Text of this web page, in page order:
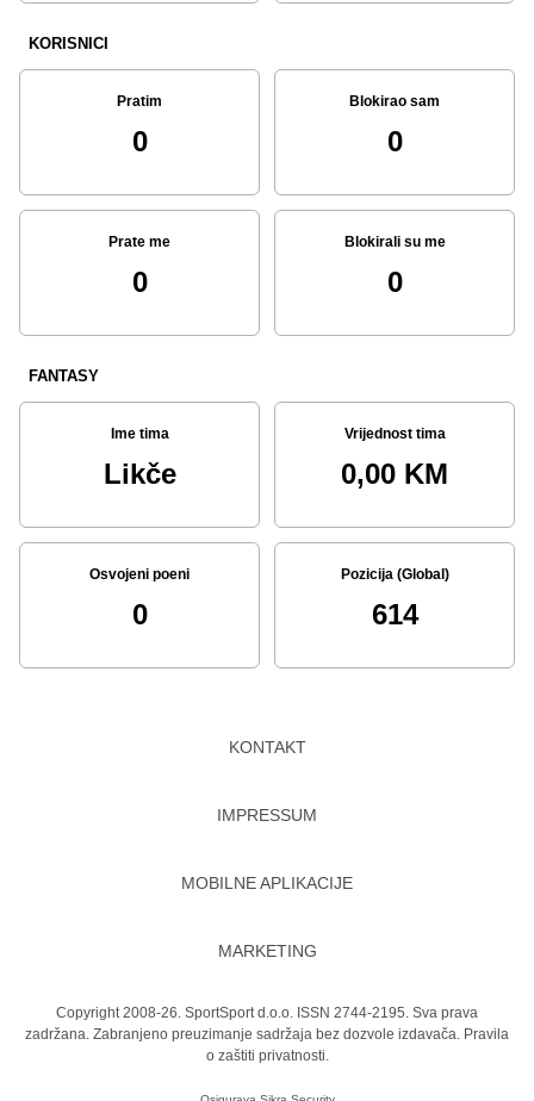
KORISNICI
Pratim
0
Blokirao sam
0
Prate me
0
Blokirali su me
0
FANTASY
Ime tima
Likče
Vrijednost tima
0,00 KM
Osvojeni poeni
0
Pozicija (Global)
614
KONTAKT
IMPRESSUM
MOBILNE APLIKACIJE
MARKETING
Copyright 2008-26. SportSport d.o.o. ISSN 2744-2195. Sva prava
zadržana. Zabranjeno preuzimanje sadržaja bez dozvole izdavača. Pravila
o zaštiti privatnosti.